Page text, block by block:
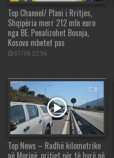
Top Channel/ Plani i Rritjes,
Shqipëria merr 212 mln euro
nga BE. Penalizohet Bosnja,
Kosova mbetet pas
07/08 22:56
Top News – Radhë kilometrike
në Morinë, pritjet për të hyrë në